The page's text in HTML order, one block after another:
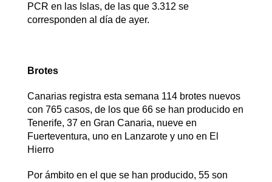
PCR en las Islas, de las que 3.312 se
corresponden al día de ayer.
Brotes
Canarias registra esta semana 114 brotes nuevos
con 765 casos, de los que 66 se han producido en
Tenerife, 37 en Gran Canaria, nueve en
Fuerteventura, uno en Lanzarote y uno en El
Hierro
Por ámbito en el que se han producido, 55 son